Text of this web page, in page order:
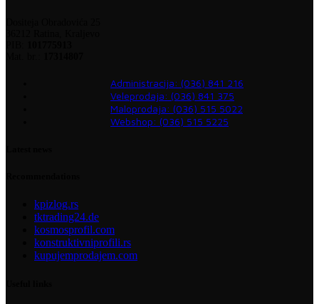
Administracija: (036) 841 216
Veleprodaja: (036) 841 375
Maloprodaja: (036) 515 5022
Webshop: (036) 515 5225
kpizlog.rs
tktrading24.de
kosmosprofil.com
konstruktivniprofili.rs
kupujemprodajem.com